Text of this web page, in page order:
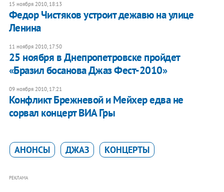
15 ноября 2010, 18:13
Федор Чистяков устроит дежавю на улице
Ленина
11 ноября 2010, 17:50
25 ноября в Днепропетровске пройдет
«Бразил босанова Джаз Фест-2010»
09 ноября 2010, 17:21
Конфликт Брежневой и Мейхер едва не
сорвал концерт ВИА Гры
АНОНСЫ ДЖАЗ КОНЦЕРТЫ
РЕКЛАМА